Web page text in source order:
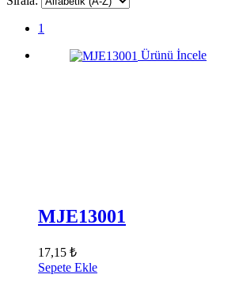
1
Ürünü İncele
MJE13001
17,15 ₺
Sepete Ekle